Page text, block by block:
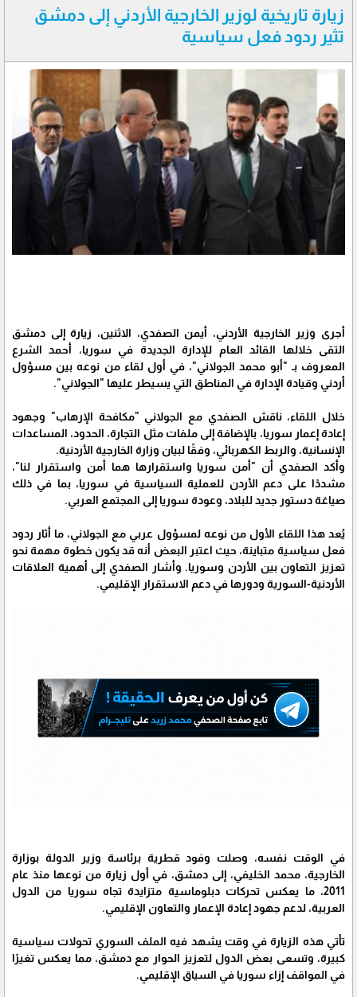
زيارة تاريخية لوزير الخارجية الأردني إلى دمشق
تثير ردود فعل سياسية
أجرى وزير الخارجية الأردني، أيمن الصفدي، الاثنين، زيارة إلى دمشق
التقى خلالها القائد العام للإدارة الجديدة في سوريا، أحمد الشرع
المعروف بـ "أبو محمد الجولاني"، في أول لقاء من نوعه بين مسؤول
أردني وقيادة الإدارة في المناطق التي يسيطر عليها "الجولاني".
خلال اللقاء، ناقش الصفدي مع الجولاني "مكافحة الإرهاب" وجهود
إعادة إعمار سوريا، بالإضافة إلى ملفات مثل التجارة، الحدود، المساعدات
الإنسانية، والربط الكهربائي، وفقًا لبيان وزارة الخارجية الأردنية.
وأكد الصفدي أن "أمن سوريا واستقرارها هما أمن واستقرار لنا"،
مشددًا على دعم الأردن للعملية السياسية في سوريا، بما في ذلك
صياغة دستور جديد للبلاد، وعودة سوريا إلى المجتمع العربي.
يُعد هذا اللقاء الأول من نوعه لمسؤول عربي مع الجولاني، ما أثار ردود
فعل سياسية متباينة، حيث اعتبر البعض أنه قد يكون خطوة مهمة نحو
تعزيز التعاون بين الأردن وسوريا. وأشار الصفدي إلى أهمية العلاقات
الأردنية-السورية ودورها في دعم الاستقرار الإقليمي.
في الوقت نفسه، وصلت وفود قطرية برئاسة وزير الدولة بوزارة
الخارجية، محمد الخليفي، إلى دمشق، في أول زيارة من نوعها منذ عام
2011، ما يعكس تحركات دبلوماسية متزايدة تجاه سوريا من الدول
العربية، لدعم جهود إعادة الإعمار والتعاون الإقليمي.
تأتي هذه الزيارة في وقت يشهد فيه الملف السوري تحولات سياسية
كبيرة، وتسعى بعض الدول لتعزيز الحوار مع دمشق، مما يعكس تغيرًا
في المواقف إزاء سوريا في السياق الإقليمي.